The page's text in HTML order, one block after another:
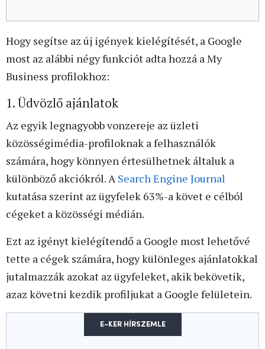
Hogy segítse az új igények kielégítését, a Google
most az alábbi négy funkciót adta hozzá a My
Business profilokhoz:
1. Üdvözlő ajánlatok
Az egyik legnagyobb vonzereje az üzleti
közösségimédia-profiloknak a felhasználók
számára, hogy könnyen értesülhetnek általuk a
különböző akciókról. ASearch Engine Journal
kutatása szerint az ügyfelek 63%-a követ e célból
cégeket a közösségi médián.
Ezt az igényt kielégítendő a Google most lehetővé
tette a cégek számára, hogy különleges ajánlatokkal
jutalmazzák azokat az ügyfeleket, akik bekövetik,
azaz követni kezdik profiljukat a Google felületein.
E-KER HÍRSZEMLE